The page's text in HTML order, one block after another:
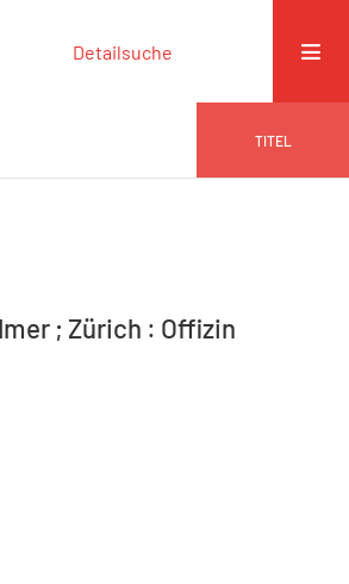
Detailsuche
TITEL
; Zürich : Offizin